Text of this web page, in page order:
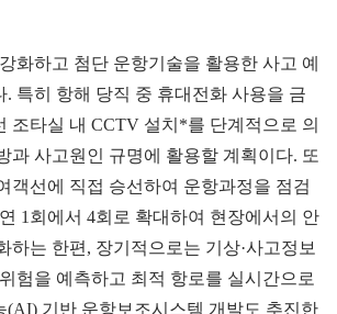
화하고 첨단 운항기술을 활용한 사고 예
. 특히 항해 당직 중 휴대전화 사용을 금
조타실 내 CCTV 설치*를 단계적으로 의
과 사고원인 규명에 활용할 계획이다. 또
객선에 직접 승선하여 운항과정을 점검
1회에서 4회로 확대하여 현장에서의 안
하는 한편, 장기적으로는 기상·사고정보
험을 예측하고 최적 항로를 실시간으로
(AI) 기반 운항보조시스템 개발도 추진한